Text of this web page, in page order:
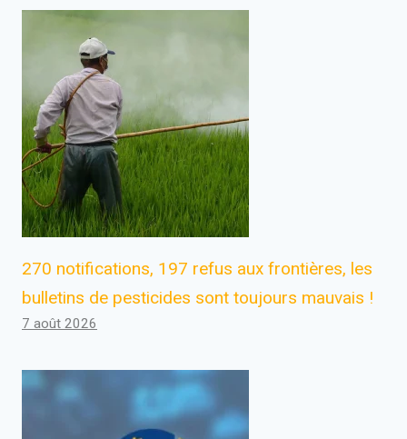
270 notifications, 197 refus aux frontières, les
bulletins de pesticides sont toujours mauvais !
7 août 2026